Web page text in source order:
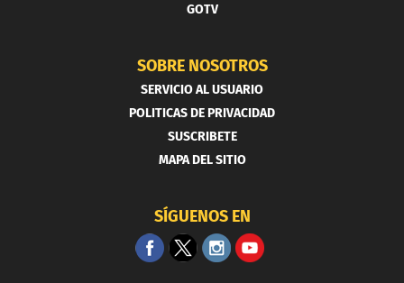
GOTV
SOBRE NOSOTROS
SERVICIO AL USUARIO
POLITICAS DE PRIVACIDAD
SUSCRIBETE
MAPA DEL SITIO
SÍGUENOS EN